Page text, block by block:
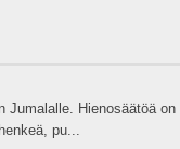
Jumalalle. Hienosäätöä on
pu...